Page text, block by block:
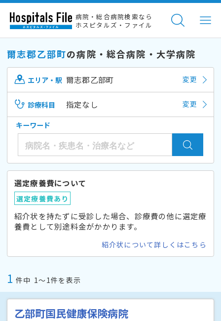
病院・総合病院検索なら
ホスピタルズ・ファイル
爾志郡乙部町の病院・総合病院・大学病院
エリア・駅 爾志郡乙部町 変更
診療科目 指定なし 変更
キーワード
選定療養費について
選定療養費あり
紹介状を持たずに受診した場合、診療費の他に選定療
養費として別途料金がかかります。
紹介状について詳しくはこちら
1 件中 1〜1件を表示
乙部町国民健康保険病院